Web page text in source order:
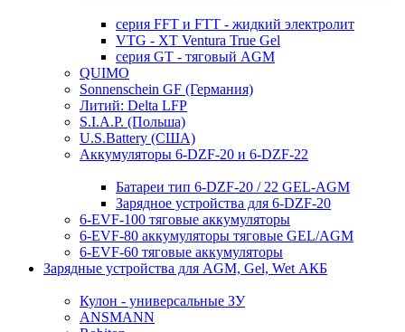
серия FFT и FTT - жидкий электролит
VTG - XT Ventura True Gel
серия GT - тяговый AGM
QUIMO
Sonnenschein GF (Германия)
Литий: Delta LFP
S.I.A.P. (Польша)
U.S.Battery (США)
Аккумуляторы 6-DZF-20 и 6-DZF-22
Батареи тип 6-DZF-20 / 22 GEL-AGM
Зарядное устройства для 6-DZF-20
6-EVF-100 тяговые аккумуляторы
6-EVF-80 аккумуляторы тяговые GEL/AGM
6-EVF-60 тяговые аккумуляторы
Зарядные устройства для AGM, Gel, Wet АКБ
Кулон - универсальные ЗУ
ANSMANN